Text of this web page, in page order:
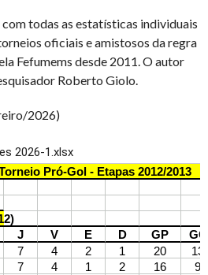
todas as estatísticas individuais
oficiais e amistosos da regra
Fefumems desde 2011. O autor
Roberto Giolo.
2026)